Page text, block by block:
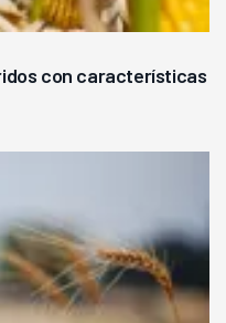
con características